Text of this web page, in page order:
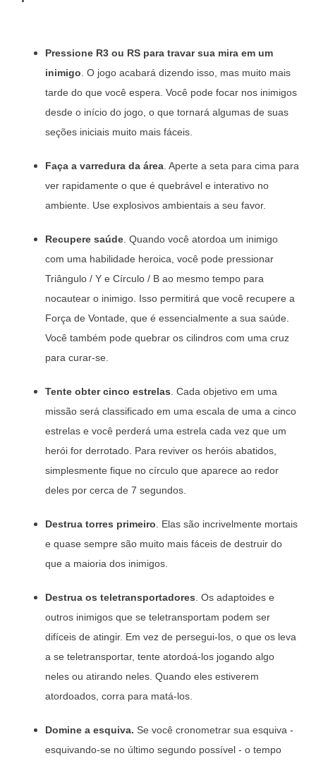
Pressione R3 ou RS para travar sua mira em um
inimigo . O jogo acabará dizendo isso, mas muito mais
tarde do que você espera. Você pode focar nos inimigos
desde o início do jogo, o que tornará algumas de suas
seções iniciais muito mais fáceis.
Faça a varredura da área . Aperte a seta para cima para
ver rapidamente o que é quebrável e interativo no
ambiente. Use explosivos ambientais a seu favor.
Recupere saúde . Quando você atordoa um inimigo
com uma habilidade heroica, você pode pressionar
Triângulo / Y e Círculo / B ao mesmo tempo para
nocautear o inimigo. Isso permitirá que você recupere a
Força de Vontade, que é essencialmente a sua saúde.
Você também pode quebrar os cilindros com uma cruz
para curar-se.
Tente obter cinco estrelas . Cada objetivo em uma
missão será classificado em uma escala de uma a cinco
estrelas e você perderá uma estrela cada vez que um
herói for derrotado. Para reviver os heróis abatidos,
simplesmente fique no círculo que aparece ao redor
deles por cerca de 7 segundos.
Destrua torres primeiro . Elas são incrivelmente mortais
e quase sempre são muito mais fáceis de destruir do
que a maioria dos inimigos.
Destrua os teletransportadores . Os adaptoides e
outros inimigos que se teletransportam podem ser
difíceis de atingir. Em vez de persegui-los, o que os leva
a se teletransportar, tente atordoá-los jogando algo
neles ou atirando neles. Quando eles estiverem
atordoados, corra para matá-los.
Domine a esquiva. Se você cronometrar sua esquiva -
esquivando-se no último segundo possível - o tempo